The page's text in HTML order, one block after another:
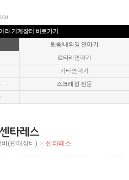
라 기계장터 바로가기
원통/내외경 연마기
로타리연마기
기타연마기
스크래핑 전문
센타레스
비(판매장비) 센타레스